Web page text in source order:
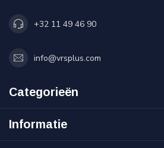
+32 11 49 46 90
info@vrsplus.com
Categorieën
Informatie